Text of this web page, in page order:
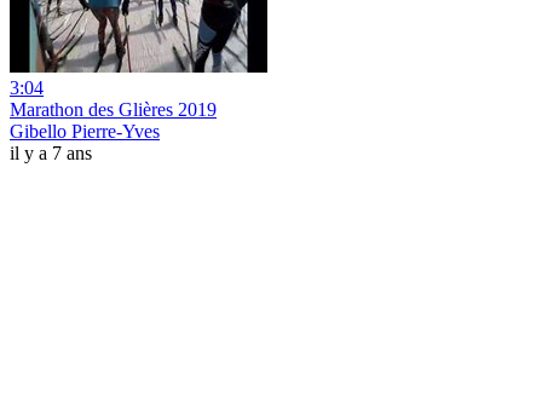
3:04
Marathon des Glières 2019
Gibello Pierre-Yves
il y a 7 ans